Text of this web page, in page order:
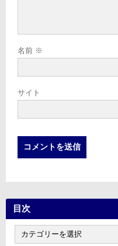
名前 ※
サイト
目次
次